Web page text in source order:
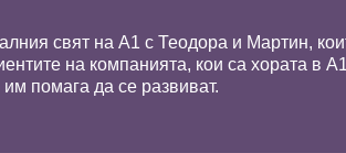
свят на А1 с Теодора и Мартин,
на компанията, кои са хората в
им помага да се развиват.